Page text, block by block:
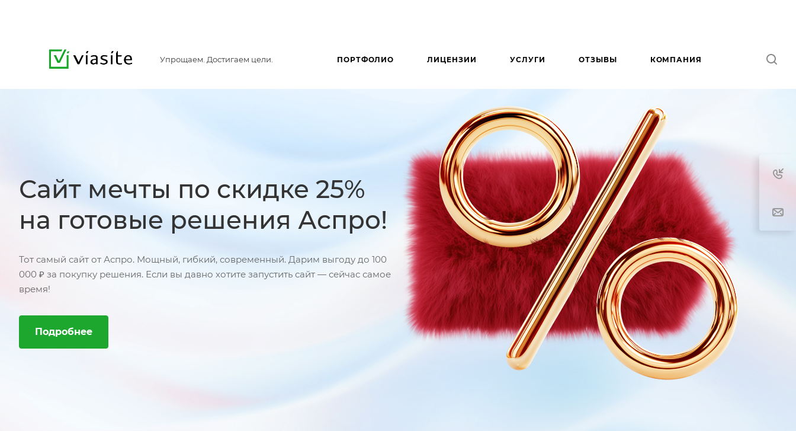
Упрощаем. Достигаем цели. ПОРТФОЛИО ЛИЦЕНЗИИ УСЛУГИ ОТЗЫВЫ КОМПАНИЯ
Сайт мечты по скидке 25%
на готовые решения Аспро!
Тот самый сайт от Аспро. Мощный, гибкий, современный. Дарим выгоду до 100
000 ₽ за покупку решения. Если вы давно хотите запустить сайт — сейчас самое
время!
Подробнее